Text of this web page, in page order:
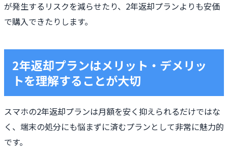
が発生するリスクを減らせたり、2年返却プランよりも安価
で購入できたりします。
2年返却プランはメリット・デメリッ
トを理解することが大切
スマホの2年返却プランは月額を安く抑えられるだけではな
く、端末の処分にも悩まずに済むプランとして非常に魅力的
です。